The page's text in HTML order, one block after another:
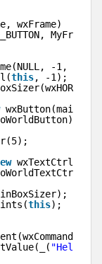
wxFrame)
-1, _(
this, -1);
this);
"Hello